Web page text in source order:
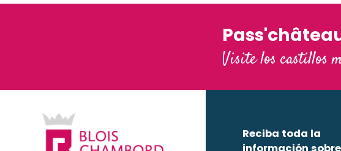
Visite los castillos
Reciba toda la